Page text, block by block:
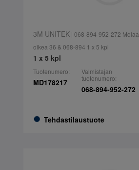
3M UNITEK| 068-894-952-272
oikea 36 & 068-894 1 x 5 kpl
1 x 5 kpl
Tuotenumero:
MD178217
Tehdastilaustuote
Valmistajan
tuotenumero:
068-894-952-272